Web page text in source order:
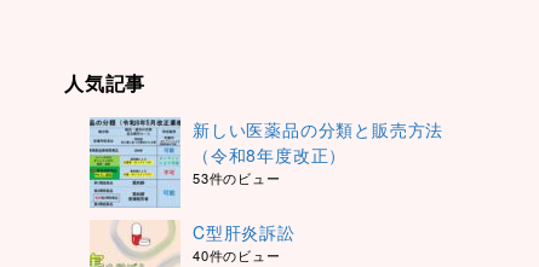
人気記事
新しい医薬品の分類と販売方法
（令和8年度改正）
53件のビュー
C型肝炎訴訟
40件のビュー